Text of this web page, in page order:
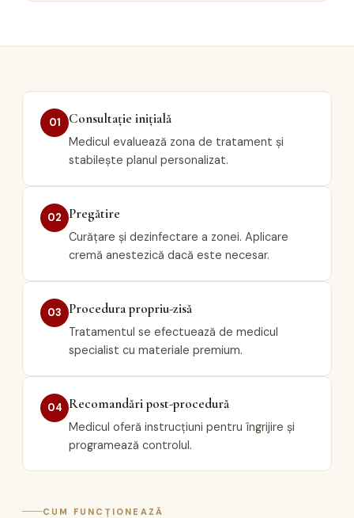
01 Consultație inițială
Medicul evaluează zona de tratament și
stabilește planul personalizat.
02 Pregătire
Curățare și dezinfectare a zonei. Aplicare
cremă anestezică dacă este necesar.
03 Procedura propriu-zisă
Tratamentul se efectuează de medicul
specialist cu materiale premium.
04 Recomandări post-procedură
Medicul oferă instrucțiuni pentru îngrijire și
programează controlul.
CUM FUNCȚIONEAZĂ